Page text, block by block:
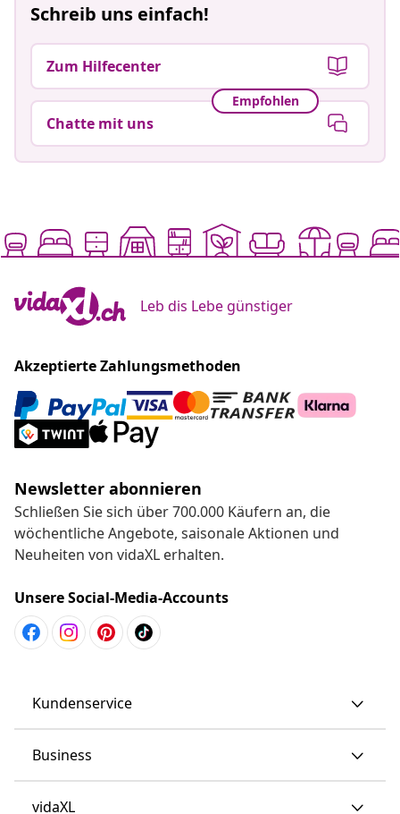
Schreib uns einfach!
Zum Hilfecenter
Empfohlen
Chatte mit uns
Leb dis Lebe günstiger
Akzeptierte Zahlungsmethoden
Newsletter abonnieren
Schließen Sie sich über 700.000 Käufern an, die
wöchentliche Angebote, saisonale Aktionen und
Neuheiten von vidaXL erhalten.
Unsere Social-Media-Accounts
Kundenservice
Business
vidaXL